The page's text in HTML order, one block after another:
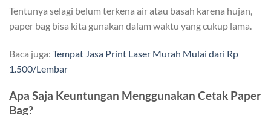
Tentunya selagi belum terkena air atau basah karena hujan,
paper bag bisa kita gunakan dalam waktu yang cukup lama.
Baca juga: Tempat Jasa Print Laser Murah Mulai dari Rp
1.500/Lembar
Apa Saja Keuntungan Menggunakan Cetak Paper
Bag?